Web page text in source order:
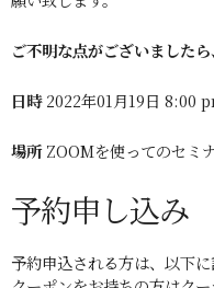
ご不明な点がございましたら
日時2022年01月19日 8:00
場所ZOOMを使ってのセミ
予約申し込み
予約申込される方は、以下に